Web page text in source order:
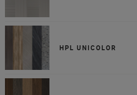
HPL UNICOLOR